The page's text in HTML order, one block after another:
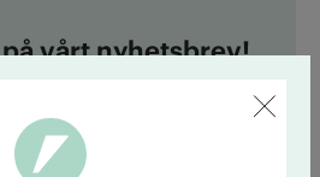
vårt nyhetsbrev!
fredag.